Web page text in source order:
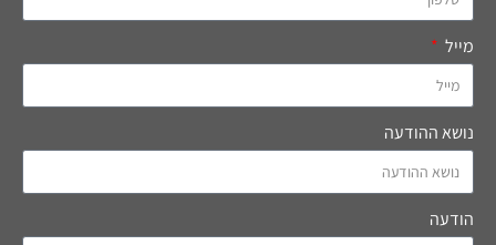
מייל
נושא ההודעה
הודעה